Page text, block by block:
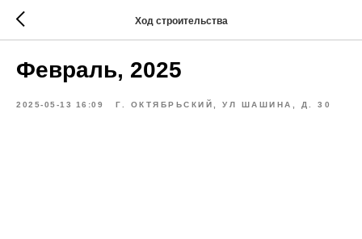
Ход строительства
Февраль, 2025
2025-05-13 16:09 Г. ОКТЯБРЬСКИЙ, УЛ ШАШИНА, Д. 30